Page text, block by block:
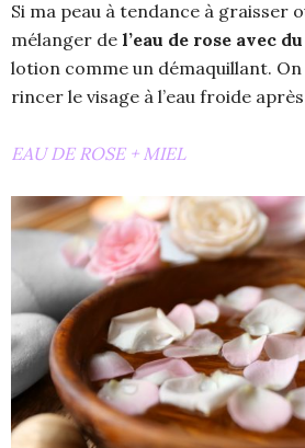
Si ma peau à tendance à graisser
mélanger de l’eau de rose avec
lotion comme un démaquillant. On
rincer le visage à l’eau froide
EAU DE ROSE + MIEL